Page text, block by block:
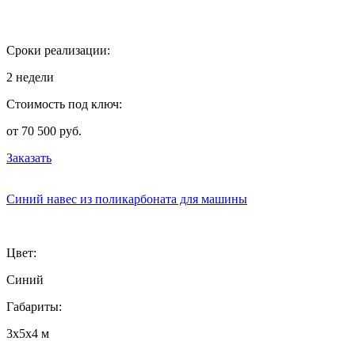
Сроки реализации:
2 недели
Стоимость под ключ:
от 70 500 руб.
Заказать
Синий навес из поликарбоната для машины
Цвет:
Синий
Габариты:
3х5х4 м